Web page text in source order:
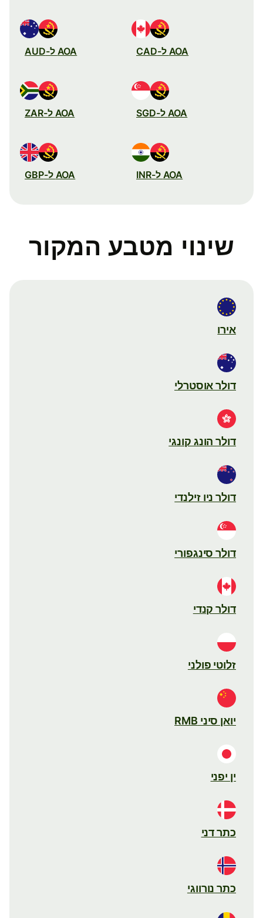
AOA ל-CAD AOA ל-AUD
AOA ל-SGD AOA ל-ZAR
AOA ל-INR AOA ל-GBP
שינוי מטבע המקור
אירו
דולר אוסטרלי
דולר הונג קונגי
דולר ניו זילנדי
דולר סינגפורי
דולר קנדי
זלוטי פולני
יואן סיני RMB
ין יפני
כתר דני
כתר נורווגי